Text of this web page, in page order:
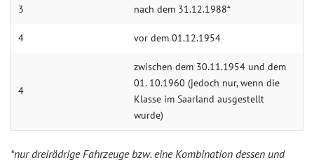
3 nach dem 31.12.1988*
4 vor dem 01.12.1954
4
zwischen dem 30.11.1954 und dem
01. 10.1960 (jedoch nur, wenn die
Klasse im Saarland ausgestellt
wurde)
*nur dreirädrige Fahrzeuge bzw. eine Kombination dessen und